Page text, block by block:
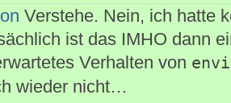
Verstehe. Nein, ich hatte
ist das IMHO dann
Verhalten von
wieder nicht…